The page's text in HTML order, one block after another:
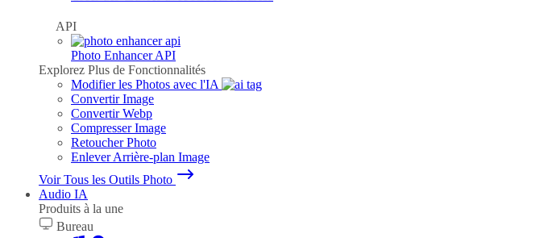
API
Photo Enhancer API
Explorez Plus de Fonctionnalités
Modifier les Photos avec l'IA
Convertir Image
Convertir Webp
Compresser Image
Retoucher Photo
Enlever Arrière-plan Image
Voir Tous les Outils Photo
Audio IA
Produits à la une
Bureau